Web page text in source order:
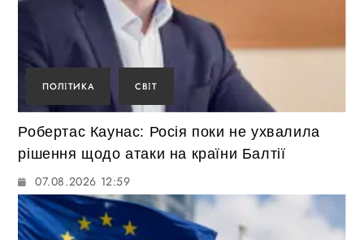
ПОЛІТИКА СВІТ
Робертас Каунас: Росія поки не ухвалила
рішення щодо атаки на країни Балтії
07.08.2026 12:59